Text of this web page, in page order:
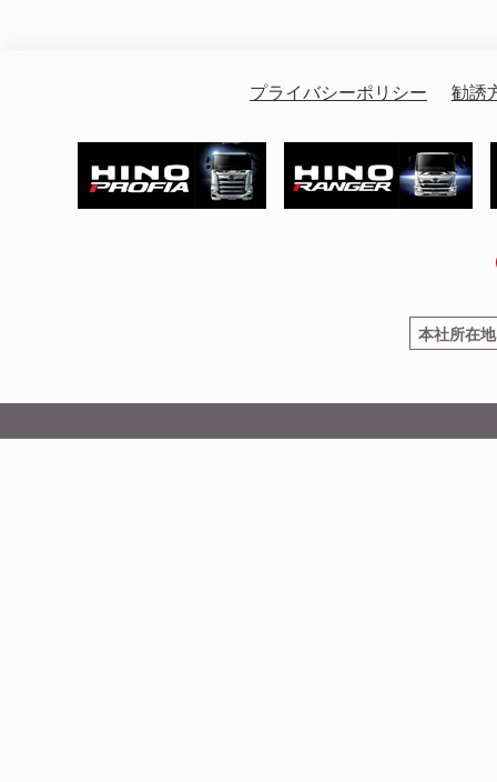
プライバシーポリシー 勧誘
本社所在地